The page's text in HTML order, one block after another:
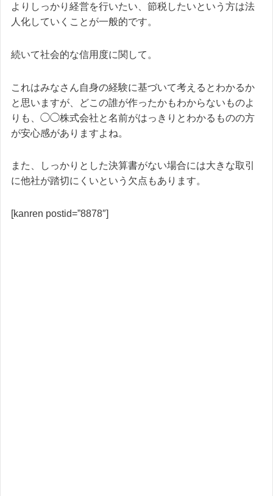
よりしっかり経営を行いたい、節税したいという方は法
人化していくことが一般的です。
続いて社会的な信用度に関して。
これはみなさん自身の経験に基づいて考えるとわかるか
と思いますが、どこの誰が作ったかもわからないものよ
りも、◯◯株式会社と名前がはっきりとわかるものの方
が安心感がありますよね。
また、しっかりとした決算書がない場合には大きな取引
に他社が踏切にくいという欠点もあります。
[kanren postid=”8878″]